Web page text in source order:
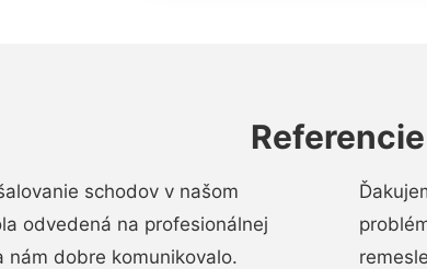
Referencie
schodov v našom
odvedená na profesionálnej
nám dobre komunikovalo.